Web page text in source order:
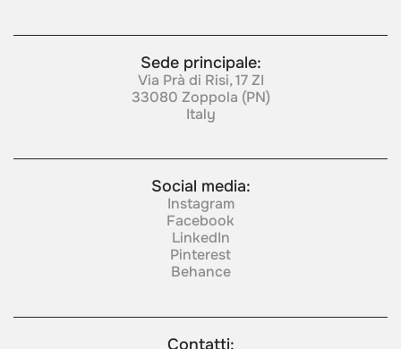
Sede principale:
Via Prà di Risi, 17 ZI
33080 Zoppola (PN)
Italy
Social media:
Instagram
Facebook
LinkedIn
Pinterest
Behance
Contatti: